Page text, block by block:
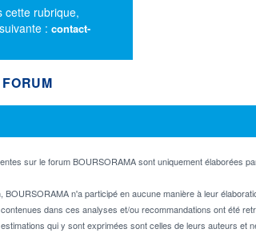
cette rubrique,
: contact-
sur le forum BOURSORAMA sont uniquement élaborées
n'a participé en aucune manière à leur
dans ces analyses et/ou recommandations ont été
qui y sont exprimées sont celles de leurs auteurs et